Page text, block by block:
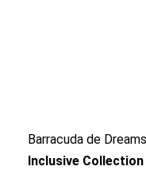
Barracuda de
Inclusive Collection